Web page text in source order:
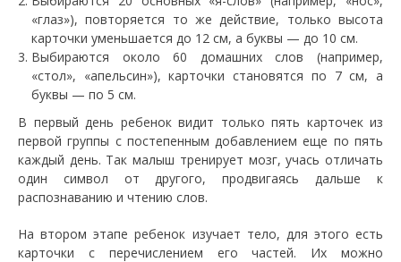
«глаз»), повторяется то же действие, только высота
карточки уменьшается до 12 см, а буквы — до 10 см.
Выбираются около 60 домашних слов (например,
«стол», «апельсин»), карточки становятся по 7 см, а
буквы — по 5 см.
В первый день ребенок видит только пять карточек из
первой группы с постепенным добавлением еще по пять
каждый день. Так малыш тренирует мозг, учась отличать
один символ от другого, продвигаясь дальше к
распознаванию и чтению слов.
На втором этапе ребенок изучает тело, для этого есть
карточки с перечислением его частей. Их можно